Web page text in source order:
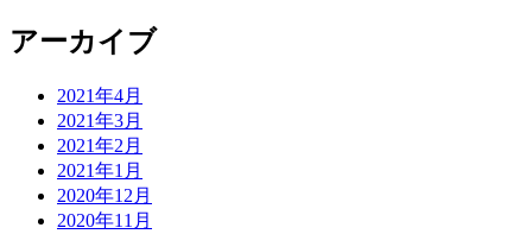
アーカイブ
2021年4月
2021年3月
2021年2月
2021年1月
2020年12月
2020年11月